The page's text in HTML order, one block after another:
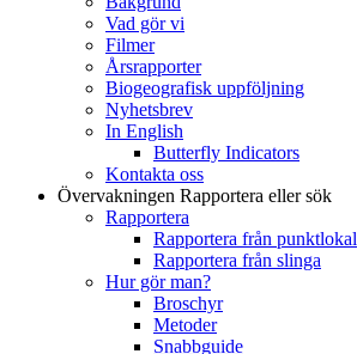
Vad gör vi
Filmer
Årsrapporter
Biogeografisk uppföljning
Nyhetsbrev
In English
Butterfly Indicators
Kontakta oss
Övervakningen Rapportera eller sök
Rapportera
Rapportera från punktlokal
Rapportera från slinga
Hur gör man?
Broschyr
Metoder
Snabbguide